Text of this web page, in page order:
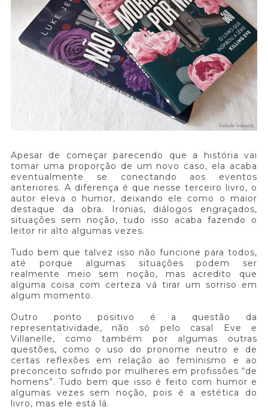
Apesar de começar parecendo que a história vai
tomar uma proporção de um novo caso, ela acaba
eventualmente se conectando aos eventos
anteriores. A diferença é que nesse terceiro livro, o
autor eleva o humor, deixando ele como o maior
destaque da obra. Ironias, diálogos engraçados,
situações sem noção, tudo isso acaba fazendo o
leitor rir alto algumas vezes.
Tudo bem que talvez isso não funcione para todos,
até porque algumas situações podem ser
realmente meio sem noção, mas acredito que
alguma coisa com certeza vá tirar um sorriso em
algum momento.
Outro ponto positivo é a questão da
representatividade, não só pelo casal Eve e
Villanelle, como também por algumas outras
questões, como o uso do pronome neutro e de
certas reflexões em relação ao feminismo e ao
preconceito sofrido por mulheres em profissões “de
homens”. Tudo bem que isso é feito com humor e
algumas vezes sem noção, pois é a estética do
livro, mas ele está lá.